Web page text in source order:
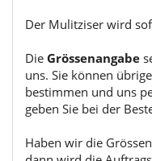
Der Mulitziser wird
Die Grössenangabe
uns. Sie können
bestimmen und uns
geben Sie bei der
Haben wir die